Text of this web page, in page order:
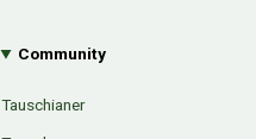
Community
Tauschianer